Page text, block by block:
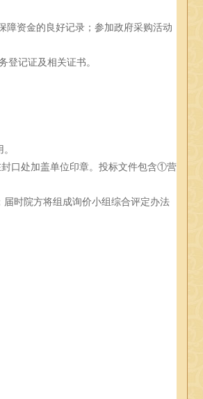
障资金的良好记录；参加政府采购活动
记证及相关证书。
口处加盖单位印章。投标文件包含①营
时院方将组成询价小组综合评定办法